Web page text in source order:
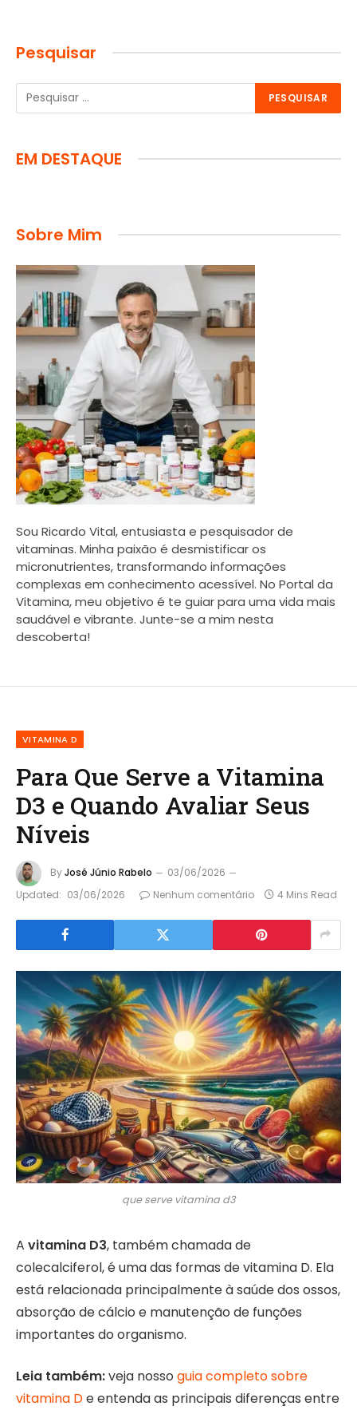
Pesquisar
EM DESTAQUE
Sobre Mim
Sou Ricardo Vital, entusiasta e pesquisador de
vitaminas. Minha paixão é desmistificar os
micronutrientes, transformando informações
complexas em conhecimento acessível. No Portal da
Vitamina, meu objetivo é te guiar para uma vida mais
saudável e vibrante. Junte-se a mim nesta
descoberta!
VITAMINA D
Para Que Serve a Vitamina
D3 e Quando Avaliar Seus
Níveis
ByJosé Júnio Rabelo
03/06/2026
Updated: 03/06/2026 Nenhum comentário 4 Mins Read
que serve vitamina d3
A vitamina D3, também chamada de
colecalciferol, é uma das formas de vitamina D. Ela
está relacionada principalmente à saúde dos ossos,
absorção de cálcio e manutenção de funções
importantes do organismo.
Leia também:veja nosso guia completo sobre
vitamina De entenda as principais diferenças entre